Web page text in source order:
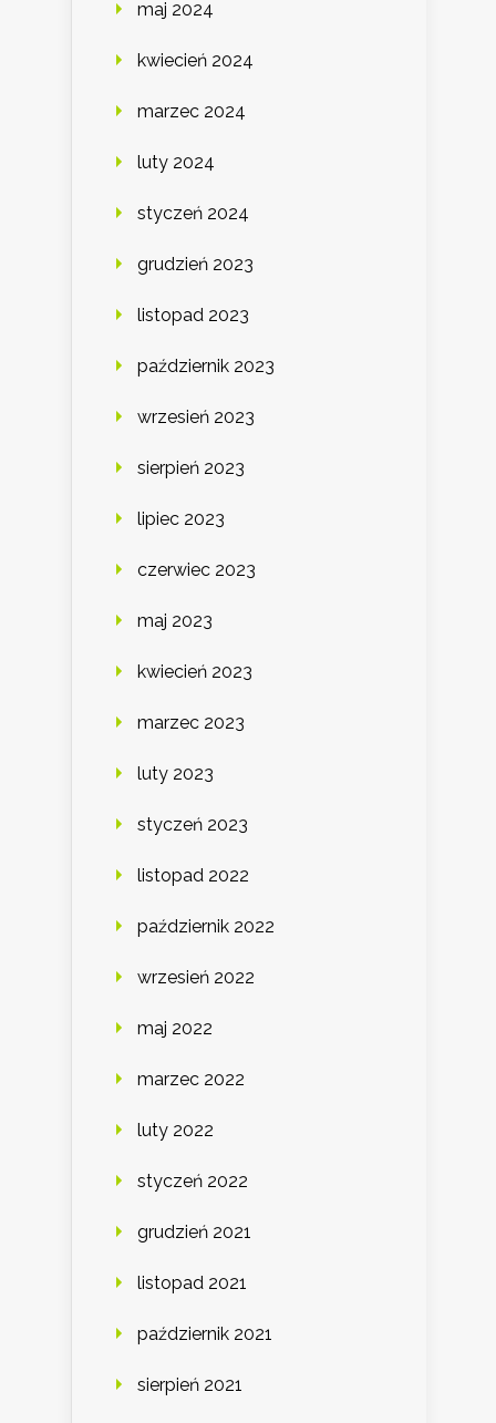
maj 2024
kwiecień 2024
marzec 2024
luty 2024
styczeń 2024
grudzień 2023
listopad 2023
październik 2023
wrzesień 2023
sierpień 2023
lipiec 2023
czerwiec 2023
maj 2023
kwiecień 2023
marzec 2023
luty 2023
styczeń 2023
listopad 2022
październik 2022
wrzesień 2022
maj 2022
marzec 2022
luty 2022
styczeń 2022
grudzień 2021
listopad 2021
październik 2021
sierpień 2021